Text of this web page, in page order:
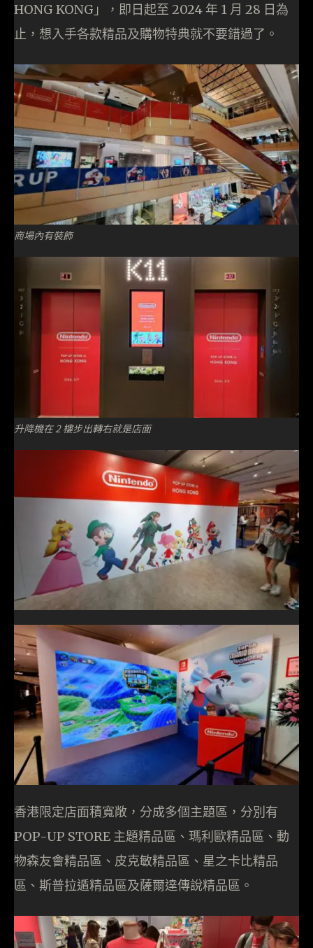
HONG KONG」，即日起至 2024 年 1 月 28 日為
止，想入手各款精品及購物特典就不要錯過了。
商場內有裝飾
升降機在 2 樓步出轉右就是店面
香港限定店面積寬敞，分成多個主題區，分別有
POP-UP STORE 主題精品區、瑪利歐精品區、動
物森友會精品區、皮克敏精品區、星之卡比精品
區、斯普拉遁精品區及薩爾達傳說精品區。